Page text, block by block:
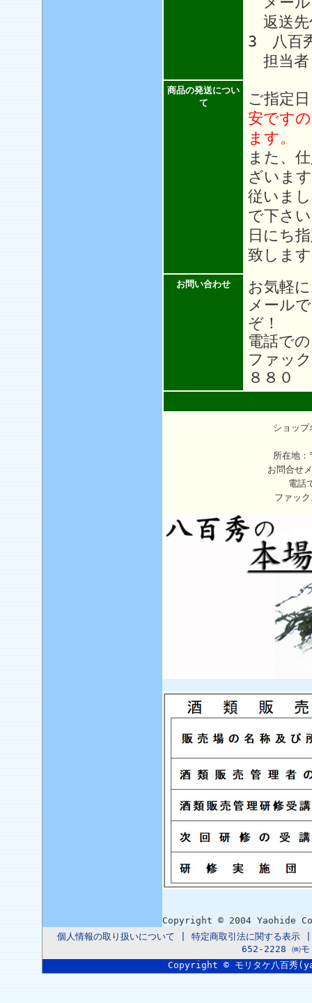
返送先
3 八百
担当
商品の発送につい
て
ご指定
安です
ます。
また、
ざいま
従いま
で下さ
日にち
致しま
お問い合わせ
お気軽
メール
ぞ！
電話で
ファッ
８８０
ショッ
所在地
お問合せ
電話
ファッ
Copyright © 2004 Yaohide
個人情報の取り扱いについて
特定商取引法に関する表示
652-2228 ㈱モ
Copyright © モリタケ八百